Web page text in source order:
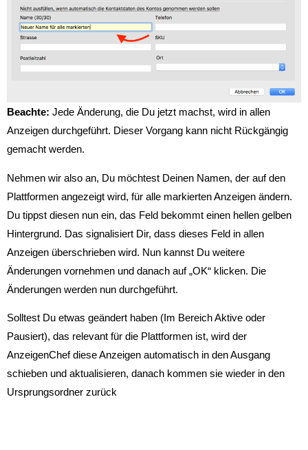
Beachte: Jede Änderung, die Du jetzt machst, wird in allen
Anzeigen durchgeführt. Dieser Vorgang kann nicht Rückgängig
gemacht werden.
Nehmen wir also an, Du möchtest Deinen Namen, der auf den
Plattformen angezeigt wird, für alle markierten Anzeigen ändern.
Du tippst diesen nun ein, das Feld bekommt einen hellen gelben
Hintergrund. Das signalisiert Dir, dass dieses Feld in allen
Anzeigen überschrieben wird. Nun kannst Du weitere
Änderungen vornehmen und danach auf „OK“ klicken. Die
Änderungen werden nun durchgeführt.
Solltest Du etwas geändert haben (Im Bereich Aktive oder
Pausiert), das relevant für die Plattformen ist, wird der
AnzeigenChef diese Anzeigen automatisch in den Ausgang
schieben und aktualisieren, danach kommen sie wieder in den
Ursprungsordner zurück